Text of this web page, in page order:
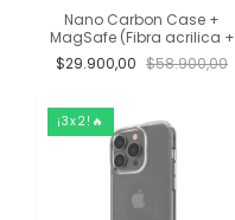
Nano Carbon Case +
MagSafe (Fibra acrilica +
fibra de carbono)
$29.900,00 $58.900,00
¡3x2!🔥